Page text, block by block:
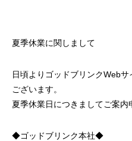
夏季休業に関しまして
日頃よりゴッドブリンクWeb
ございます。
夏季休業日につきましてご案内
◆ゴッドブリンク本社◆